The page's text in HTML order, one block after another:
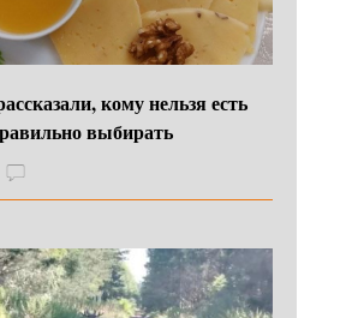
кому нельзя есть
выбирать